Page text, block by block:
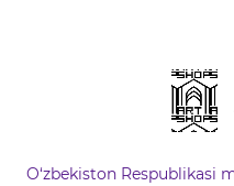
O‘zbekiston Respublikasi